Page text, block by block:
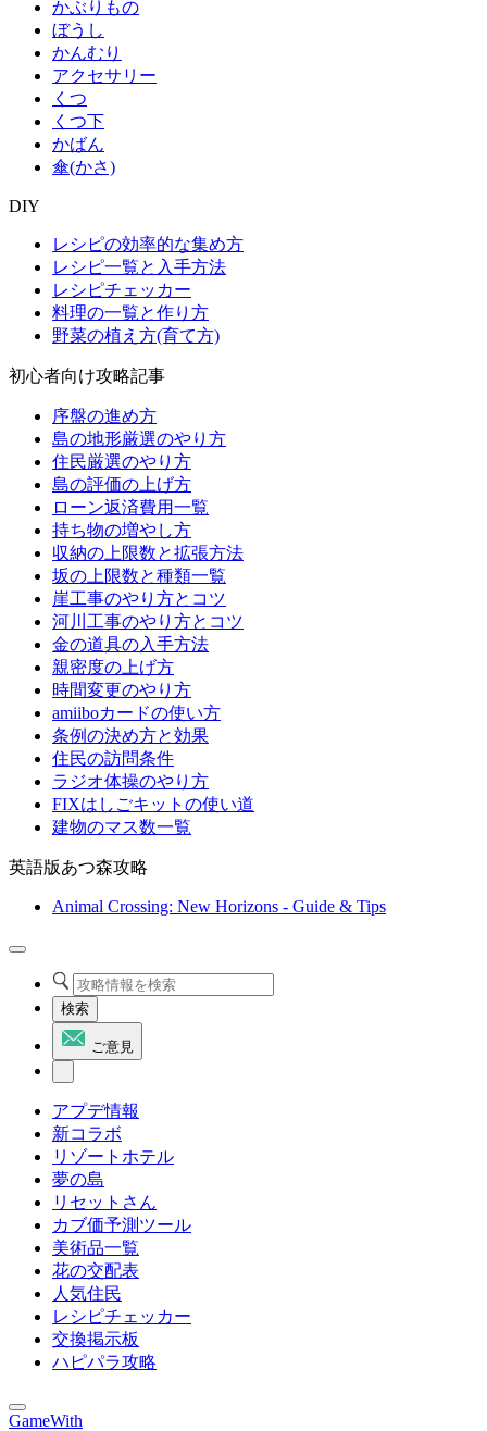
かぶりもの
ぼうし
かんむり
アクセサリー
くつ
くつ下
かばん
傘(かさ)
DIY
レシピの効率的な集め方
レシピ一覧と入手方法
レシピチェッカー
料理の一覧と作り方
野菜の植え方(育て方)
初心者向け攻略記事
序盤の進め方
島の地形厳選のやり方
住民厳選のやり方
島の評価の上げ方
ローン返済費用一覧
持ち物の増やし方
収納の上限数と拡張方法
坂の上限数と種類一覧
崖工事のやり方とコツ
河川工事のやり方とコツ
金の道具の入手方法
親密度の上げ方
時間変更のやり方
amiiboカードの使い方
条例の決め方と効果
住民の訪問条件
ラジオ体操のやり方
FIXはしごキットの使い道
建物のマス数一覧
英語版あつ森攻略
Animal Crossing: New Horizons - Guide & Tips
検索
ご意見
アプデ情報
新コラボ
リゾートホテル
夢の島
リセットさん
カブ価予測ツール
美術品一覧
花の交配表
人気住民
レシピチェッカー
交換掲示板
ハピパラ攻略
GameWith